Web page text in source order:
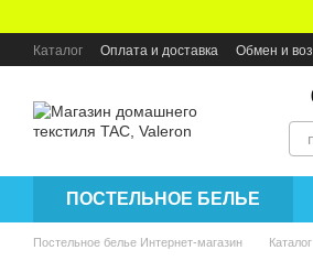
Каталог Оплата и доставка Обмен и
ПОСТЕЛЬНОЕ БЕЛЬЕ
Постельное белье Интернет-магазин Каталог